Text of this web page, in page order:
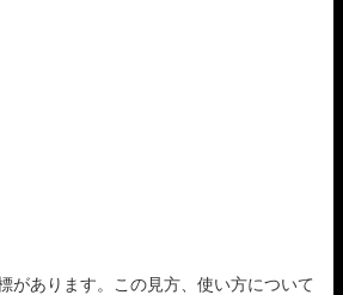
があります。この見方、使い方について